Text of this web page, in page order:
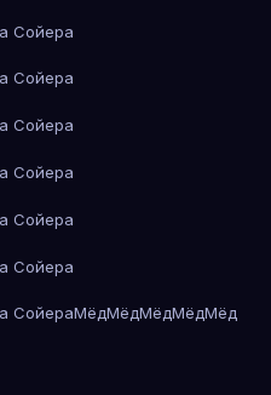
Сойера
Сойера
Сойера
Сойера
Сойера
Сойера
СойераМёдМёдМёдМёдМёд